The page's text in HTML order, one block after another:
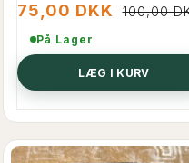
75,00 DKK 100,00
På Lager
LÆG I KURV